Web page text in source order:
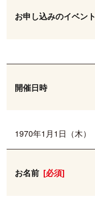
お申し込みのイベント
開催日時
1970年1月1日（木）
お名前 [必須]